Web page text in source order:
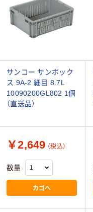
サンコー サンボック
ス 9A-2 細目 8.7L
10090200GL802 1個
（直送品）
￥2,649 （税込）
数量
カゴへ